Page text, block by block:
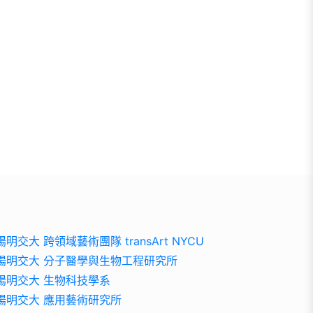
明交大 跨領域藝術團隊 transArt NYCU
明交大 分子醫學與生物工程研究所
明交大 生物科技學系
明交大 應用藝術研究所